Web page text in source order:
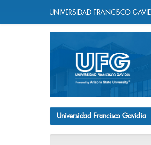
UNIVERSIDAD FRANCISCO
Universidad Francisco Gavidia